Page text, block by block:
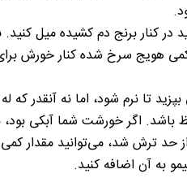
در کنار برنج دم کشیده میل
هویج سرخ شده کنار خورش
تا نرم شود، اما نه آنقدر که
اگر خورشت شما آبکی بود،
حد ترش شد، می‌توانید مقدار
به آن اضافه کنید.